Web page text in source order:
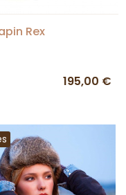
Rex
195,00 €